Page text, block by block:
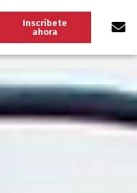
Inscríbete
ahora